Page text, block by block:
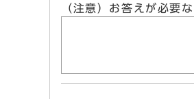
（注意）お答えが必要